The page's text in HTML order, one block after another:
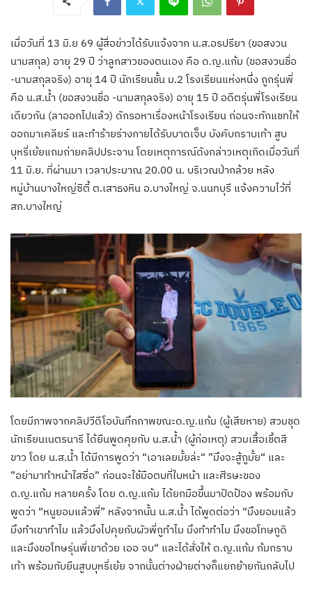
เมื่อวันที่ 13 มิ.ย 69 ผู้สื่อข่าวได้รับแจ้งจาก น.ส.อรปรียา (ขอสงวน
นามสกุล) อายุ 29 ปี ว่าลูกสาวของตนเอง คือ ด.ญ.แก้ม (ขอสงวนชื่อ
-นามสกุลจริง) อายุ 14 ปี นักเรียนชั้น ม.2 โรงเรียนแห่งหนึ่ง ถูกรุ่นพี่
คือ น.ส.น้ำ (ขอสงวนชื่อ -นามสกุลจริง) อายุ 15 ปี อดีตรุ่นพี่โรงเรียน
เดียวกัน (ลาออกไปแล้ว) ดักรอหาเรื่องหน้าโรงเรียน ก่อนจะทักแชทให้
ออกมาเคลียร์ และทำร้ายร่างกายได้รับบาดเจ็บ บังคับกราบเท้า สูบ
บุหรี่เย้ยแถมถ่ายคลิปประจาน โดยเหตุการณ์ดังกล่าวเหตุเกิดเมื่อวันที่
11 มิ.ย. ที่ผ่านมา เวลาประมาณ 20.00 น. บริเวณป่ากล้วย หลัง
หมู่บ้านบางใหญ่ซิตี้ ต.เสาธงหิน อ.บางใหญ่ จ.นนทบุรี แจ้งความไว้ที่
สภ.บางใหญ่
โดยมีภาพจากคลิปวีดีโอบันทึกภาพขณะด.ญ.แก้ม (ผู้เสียหาย) สวมชุด
นักเรียนเนตรนารี ได้ยืนพูดคุยกับ น.ส.น้ำ (ผู้ก่อเหตุ) สวมเสื้อเชิ้ตสี
ขาว โดย น.ส.น้ำ ได้มีการพูดว่า “เอาเลยมั้ยล่ะ“ ”มึงจะสู้กูมั้ย“ และ
”อย่ามาทำหน้าใสซื่อ” ก่อนจะใช้มือตบที่ใบหน้า และศีรษะของ
ด.ญ.แก้ม หลายครั้ง โดย ด.ญ.แก้ม ได้ยกมือขึ้นมาปัดป้อง พร้อมกับ
พูดว่า “หนูยอมแล้วพี่” หลังจากนั้น น.ส.น้ำ ได้พูดต่อว่า “มึงยอมแล้ว
มึงทำเขาทำไม แล้วมึงไปคุยกับผัวพี่กูทำไม มึงทำทำไม มึงขอโทษกูดิ
และมึงขอโทษรุ่นพี่เขาด้วย เออ จบ“ และได้สั่งให้ ด.ญ.แก้ม ก้มกราบ
เท้า พร้อมกับยืนสูบบุหรี่เย้ย จากนั้นต่างฝ่ายต่างก็แยกย้ายกันกลับไป